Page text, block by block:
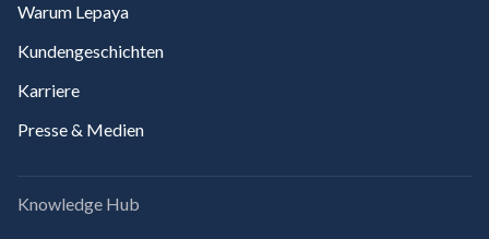
Warum Lepaya
Kundengeschichten
Karriere
Presse & Medien
Knowledge Hub